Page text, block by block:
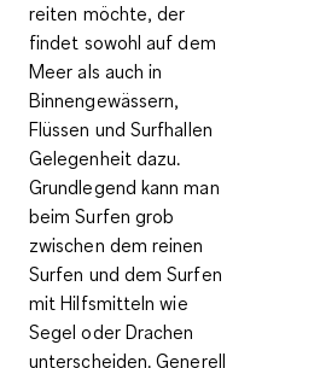
reiten möchte, der
findet sowohlauf dem
Meer als auch in
Binnengewässern,
Flüssen und Surfhallen
Gelegenheit dazu.
Grundlegend kann man
beim Surfen grob
zwischen dem reinen
Surfen und dem Surfen
mit Hilfsmitteln wie
Segel oder Drachen
unterscheiden. Generell